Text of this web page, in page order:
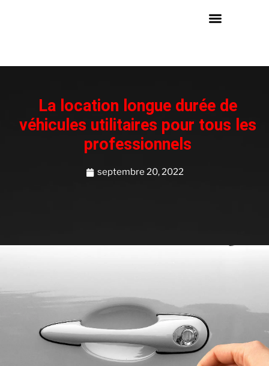
La location longue durée de
véhicules utilitaires pour tous les
professionnels
septembre 20, 2022